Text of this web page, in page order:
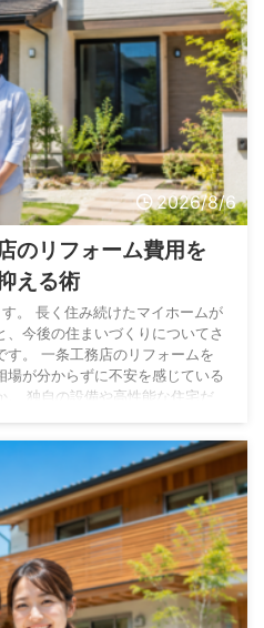
2026/8/6
のリフォーム費用を
える術
。 長く住み続けたマイホームが
、今後の住まいづくりについてさ
す。 一条工務店のリフォームを
が分からずに不安を感じている
。 独自の設備や高性能な住宅だ
せん。 高気密高断熱の機能や全
テムは、生活を豊かにする一方で
します。 将来的 ...